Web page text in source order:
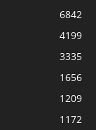
6842
4199
3335
1656
1209
1172